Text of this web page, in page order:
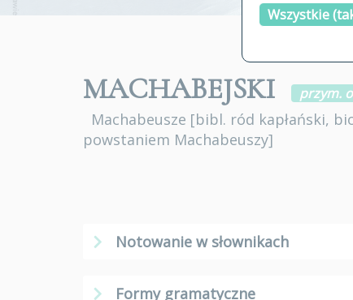
Wszystkie
MACHABEJSKI przym.
Machabeusze [bibl. ród kapłański,
powstaniem Machabeuszy]
Notowanie w słownikach
Formy gramatyczne